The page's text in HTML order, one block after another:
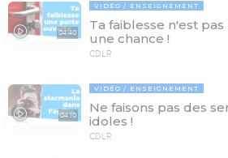
04:40
VIDÉO ENSEIGNEMENT
Ta faiblesse n'est
une chance !
CDLR
04:10
VIDÉO ENSEIGNEMENT
Ne faisons pas des
idoles !
CDLR